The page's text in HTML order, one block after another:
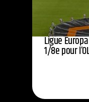
Ligue
1/8e pour